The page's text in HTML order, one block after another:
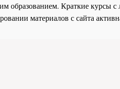
образованием. Краткие курсы
материалов с сайта